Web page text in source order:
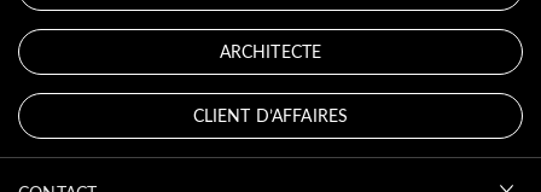
ARCHITECTE
CLIENT D’AFFAIRES